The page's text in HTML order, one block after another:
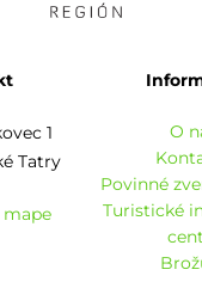
1
Tatry
mape
O
Povinné
Turistické